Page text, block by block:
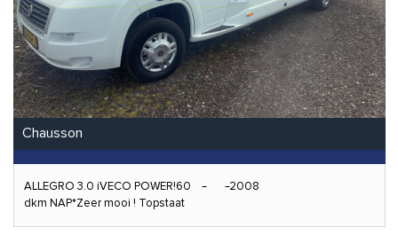
Chausson
ALLEGRO 3.0 iVECO POWER!60
dkm NAP*Zeer mooi ! Topstaat
2008